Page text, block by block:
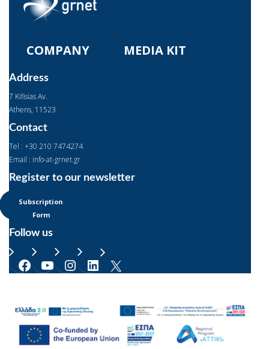
COMPANY MEDIA KIT
Address
7 Kifisias Av.
Αthens, 11523
Contact
Tel : +30 210 7474274
Email : info-at-grnet.gr
Register to our newsletter
Subscription
Form
Follow us
Facebook YouTube Instagram LinkedIn